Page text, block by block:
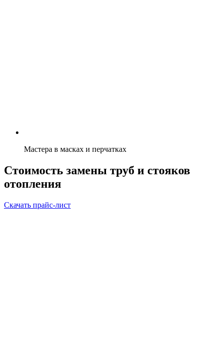
Мастера в масках и перчатках
Стоимость замены труб и стояков
отопления
Скачать прайс-лист